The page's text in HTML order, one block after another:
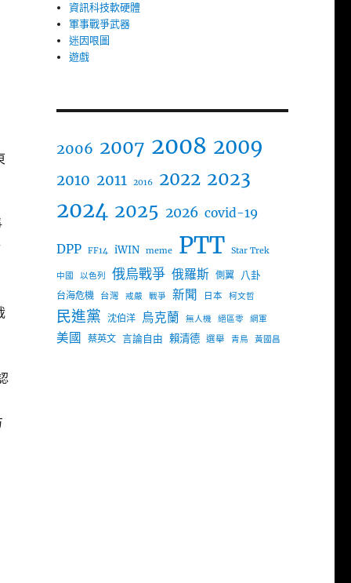
資訊科技軟硬體
軍事戰爭武器
迷因哏圖
遊戲
2006 2007 2008 2009
2010 2011 2016 2022 2023
2024 2025 2026 covid-19
DPP FF14 iWIN meme PTT Star Trek
中國 以色列 俄烏戰爭 俄羅斯 側翼 八卦
台海危機 台灣 戒嚴 戰爭 新聞 日本 柯文哲
民進黨 沈伯洋 烏克蘭 無人機 絕區零 網軍
美國 蔡英文 言論自由 賴清德 選舉 青鳥 黃國昌